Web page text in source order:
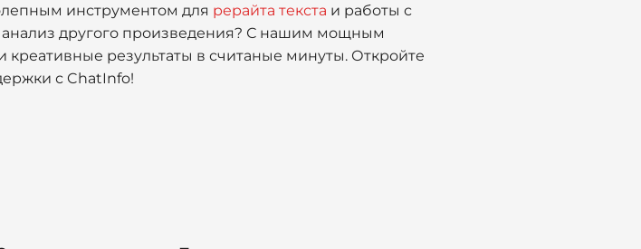
инструментом для рерайта текста и работы с
другого произведения? С нашим мощным
креативные результаты в считаные минуты. Откройте
с ChatInfo!